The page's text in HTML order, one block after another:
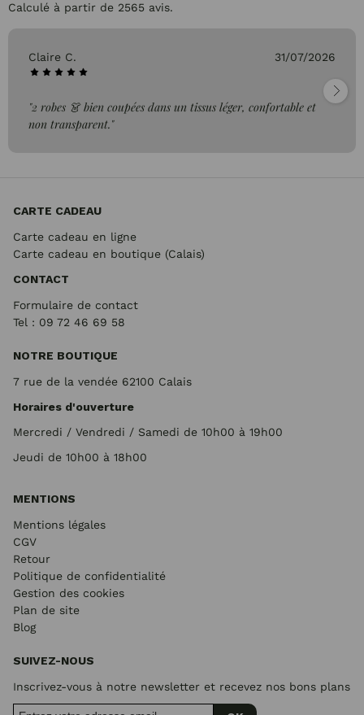
Calculé à partir de 2565 avis.
Claire C. 31/07/2026
"2 robes 👗 bien coupées dans un tissus léger, confortable et
non transparent."
CARTE CADEAU
Carte cadeau en ligne
Carte cadeau en boutique (Calais)
CONTACT
Formulaire de contact
Tel : 09 72 46 69 58
NOTRE BOUTIQUE
7 rue de la vendée 62100 Calais
Horaires d'ouverture
Mercredi / Vendredi / Samedi de 10h00 à 19h00
Jeudi de 10h00 à 18h00
MENTIONS
Mentions légales
CGV
Retour
Politique de confidentialité
Gestion des cookies
Plan de site
Blog
SUIVEZ-NOUS
Inscrivez-vous à notre newsletter et recevez nos bons plans